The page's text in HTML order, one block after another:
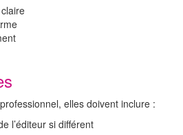
elles doivent inclure :
l’éditeur si différent